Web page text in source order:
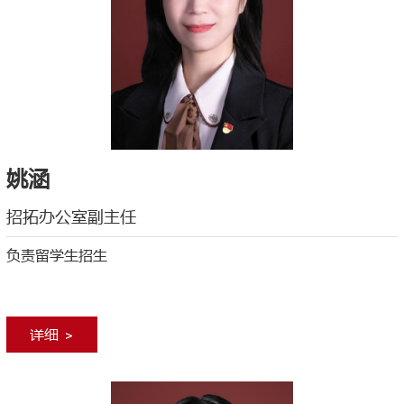
姚涵
招拓办公室副主任
负责留学生招生
详细 >